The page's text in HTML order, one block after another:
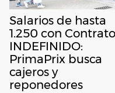
Salarios de hasta
1.250 con Contrato
INDEFINIDO:
PrimaPrix busca
cajeros y
reponedores